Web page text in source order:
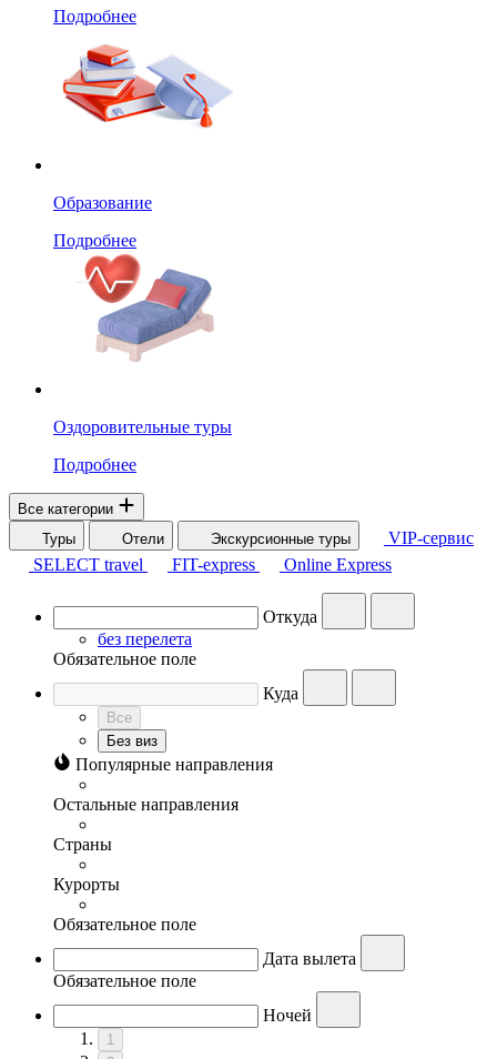
Подробнее
Образование
Подробнее
Оздоровительные туры
Подробнее
Все категории
Туры
Отели Экскурсионные туры
VIP-сервис
SELECT travel
FIT-express Online Express
Откуда
без перелета
Обязательное поле
Куда
Все
Без виз
Популярные направления
Остальные направления
Страны
Курорты
Обязательное поле
Дата вылета
Обязательное поле
Ночей
1